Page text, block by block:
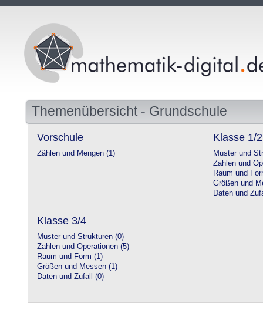
Themenübersicht - Grundschule
Vorschule
Zählen und Mengen (1)
Klasse 1/2
Muster und
Zahlen und
Raum und
Größen und
Daten und
Klasse 3/4
Muster und Strukturen (0)
Zahlen und Operationen (5)
Raum und Form (1)
Größen und Messen (1)
Daten und Zufall (0)